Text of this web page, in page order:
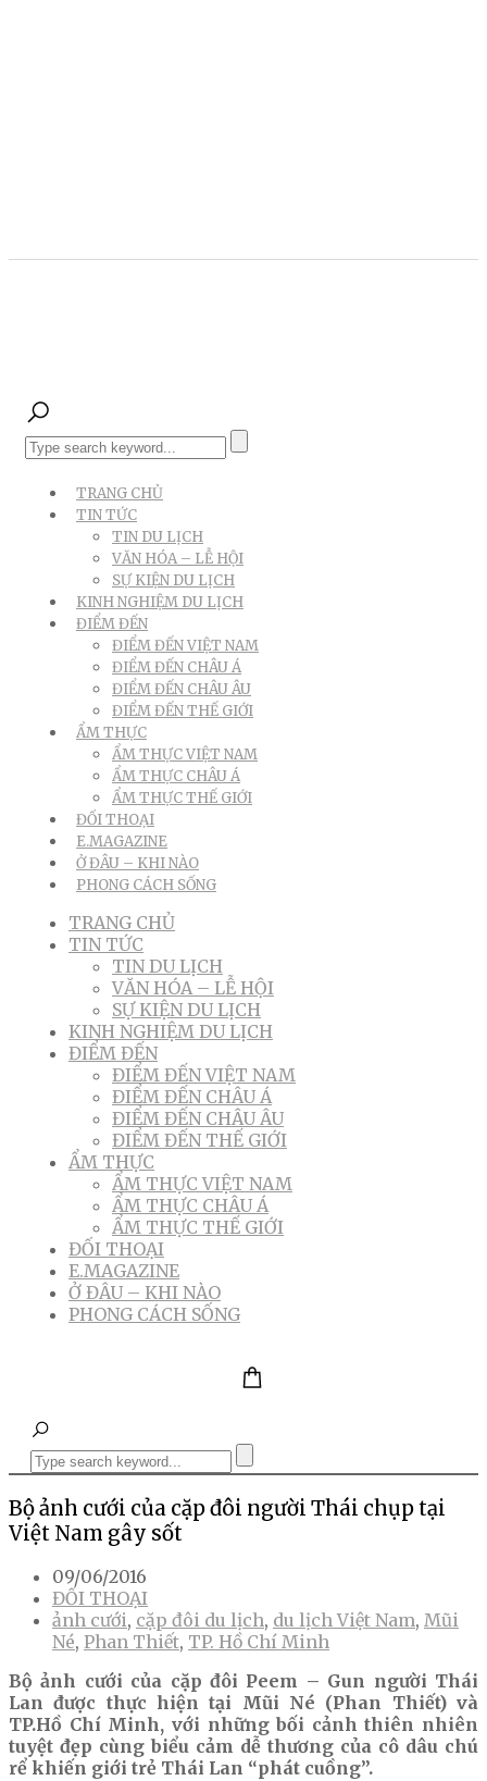
TRANG CHỦ
TIN TỨC
TIN DU LỊCH
VĂN HÓA – LỄ HỘI
SỰ KIỆN DU LỊCH
KINH NGHIỆM DU LỊCH
ĐIỂM ĐẾN
ĐIỂM ĐẾN VIỆT NAM
ĐIỂM ĐẾN CHÂU Á
ĐIỂM ĐẾN CHÂU ÂU
ĐIỂM ĐẾN THẾ GIỚI
ẨM THỰC
ẨM THỰC VIỆT NAM
ẨM THỰC CHÂU Á
ẨM THỰC THẾ GIỚI
ĐỐI THOẠI
E.MAGAZINE
Ở ĐÂU – KHI NÀO
PHONG CÁCH SỐNG
TRANG CHỦ
TIN TỨC
TIN DU LỊCH
VĂN HÓA – LỄ HỘI
SỰ KIỆN DU LỊCH
KINH NGHIỆM DU LỊCH
ĐIỂM ĐẾN
ĐIỂM ĐẾN VIỆT NAM
ĐIỂM ĐẾN CHÂU Á
ĐIỂM ĐẾN CHÂU ÂU
ĐIỂM ĐẾN THẾ GIỚI
ẨM THỰC
ẨM THỰC VIỆT NAM
ẨM THỰC CHÂU Á
ẨM THỰC THẾ GIỚI
ĐỐI THOẠI
E.MAGAZINE
Ở ĐÂU – KHI NÀO
PHONG CÁCH SỐNG
Bộ ảnh cưới của cặp đôi người Thái chụp tại
Việt Nam gây sốt
09/06/2016
ĐỐI THOẠI
ảnh cưới, cặp đôi du lịch, du lịch Việt Nam, Mũi
Né, Phan Thiết, TP. Hồ Chí Minh
Bộ ảnh cưới của cặp đôi Peem – Gun người Thái
Lan được thực hiện tại Mũi Né (Phan Thiết) và
TP.Hồ Chí Minh, với những bối cảnh thiên nhiên
tuyệt đẹp cùng biểu cảm dễ thương của cô dâu chú
rể khiến giới trẻ Thái Lan “phát cuồng”.